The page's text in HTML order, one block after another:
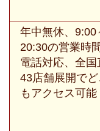
年中無休、9:00
20:30の営業時
電話対応、全国
43店舗展開で
もアクセス可能